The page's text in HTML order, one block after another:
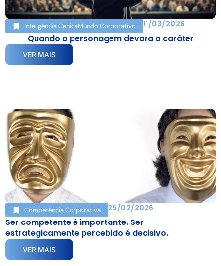
Inteligência CenicaMundo Corporativo 11/03/2026
Quando o personagem devora o caráter
VER MAIS
Competência Corporativa 25/02/2026
Ser competente é importante. Ser
estrategicamente percebido é decisivo.
VER MAIS